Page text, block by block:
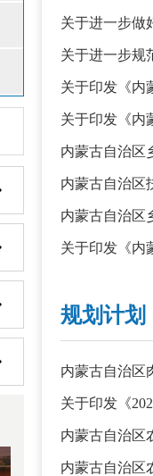
关于进一步做
关于进一步规
关于印发《内
关于印发《内
内蒙古自治区
内蒙古自治区
内蒙古自治区
关于印发《内
规划计划
内蒙古自治区
关于印发《
内蒙古自治区
内蒙古自治区